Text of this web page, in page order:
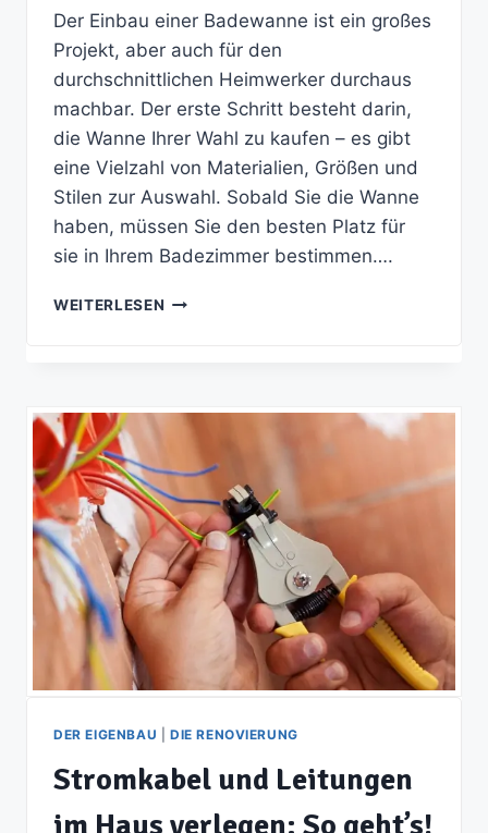
Der Einbau einer Badewanne ist ein großes
Projekt, aber auch für den
durchschnittlichen Heimwerker durchaus
machbar. Der erste Schritt besteht darin,
die Wanne Ihrer Wahl zu kaufen – es gibt
eine Vielzahl von Materialien, Größen und
Stilen zur Auswahl. Sobald Sie die Wanne
haben, müssen Sie den besten Platz für
sie in Ihrem Badezimmer bestimmen….
WEITERLESEN ANLEITUNG:
DER EIGENBAU DIE RENOVIERUNG
Stromkabel und Leitungen